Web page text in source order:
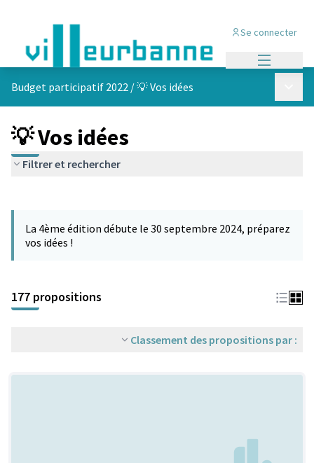
Se connecter
Budget participatif 2022 /💡 Vos idées
💡 Vos idées
Filtrer et rechercher
−
La 4ème édition débute le 30 septembre 2024, préparez
vos idées !
177 propositions
Classement des propositions par :